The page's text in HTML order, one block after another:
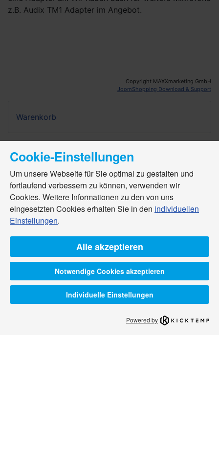
z.B. Audix TM1 Adapter im Angebot.
Copyright MAXXmarketing GmbH
JoomShopping Download & Support
Warenkorb
Cookie-Einstellungen
Um unsere Webseite für Sie optimal zu gestalten und
fortlaufend verbessern zu können, verwenden wir
Cookies. Weitere Informationen zu den von uns
eingesetzten Cookies erhalten Sie in den individuellen
Einstellungen.
Alle akzeptieren
Notwendige Cookies akzeptieren
Individuelle Einstellungen
Powered by